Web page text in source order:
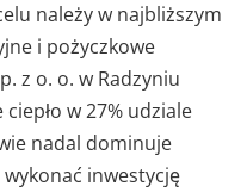
należy w najbliższym
i pożyczkowe
z o. o. w Radzyniu
w 27% udziale
nadal dominuje
inwestycję